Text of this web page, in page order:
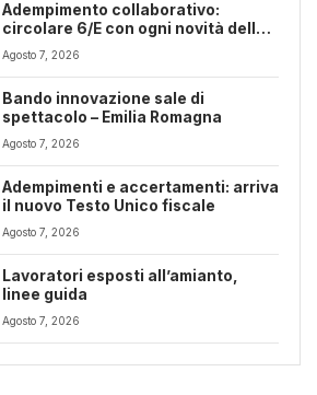
Adempimento collaborativo:
circolare 6/E con ogni novità della
riforma fiscale
Agosto 7, 2026
Bando innovazione sale di
spettacolo – Emilia Romagna
Agosto 7, 2026
Adempimenti e accertamenti: arriva
il nuovo Testo Unico fiscale
Agosto 7, 2026
Lavoratori esposti all’amianto,
linee guida
Agosto 7, 2026